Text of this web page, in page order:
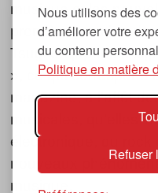
Nous utilisons des
d’améliorer votre
du contenu
Politique en matière
Refuser
musique et les
première parution
Tsugi en japonais
», ce qui correspond
magazine, à l’affût
musicales, qu’elles
électronique, du rock
nouveaux
musique.